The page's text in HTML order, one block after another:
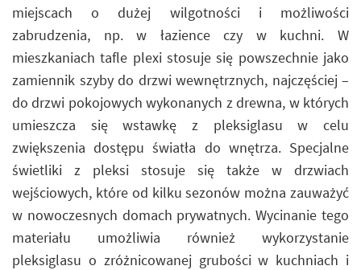
miejscach o dużej wilgotności i możliwości
zabrudzenia, np. w łazience czy w kuchni. W
mieszkaniach tafle plexi stosuje się powszechnie jako
zamiennik szyby do drzwi wewnętrznych, najczęściej –
do drzwi pokojowych wykonanych z drewna, w których
umieszcza się wstawkę z pleksiglasu w celu
zwiększenia dostępu światła do wnętrza. Specjalne
świetliki z pleksi stosuje się także w drzwiach
wejściowych, które od kilku sezonów można zauważyć
w nowoczesnych domach prywatnych. Wycinanie tego
materiału umożliwia również wykorzystanie
pleksiglasu o zróżnicowanej grubości w kuchniach i